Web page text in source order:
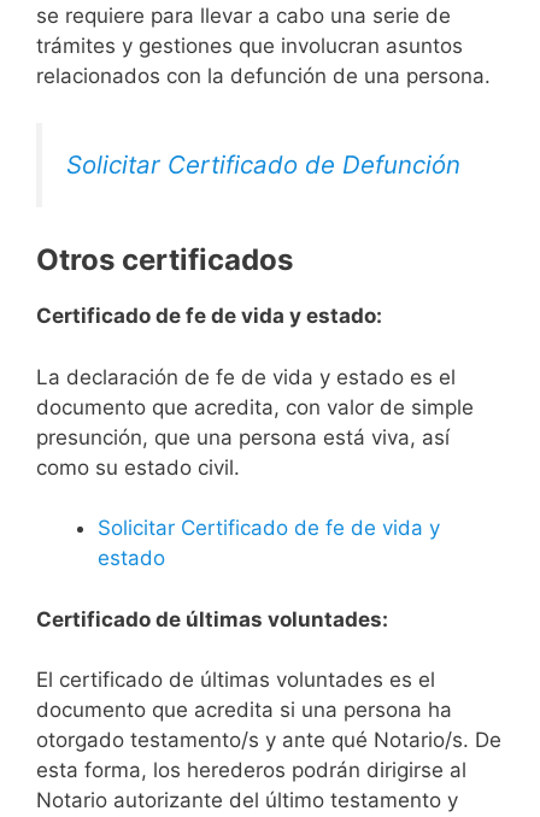
se requiere para llevar a cabo una serie de
trámites y gestiones que involucran asuntos
relacionados con la defunción de una persona.
Solicitar Certificado de Defunción
Otros certificados
Certificado de fe de vida y estado:
La declaración de fe de vida y estado es el
documento que acredita, con valor de simple
presunción, que una persona está viva, así
como su estado civil.
Solicitar Certificado de fe de vida y
estado
Certificado de últimas voluntades:
El certificado de últimas voluntades es el
documento que acredita si una persona ha
otorgado testamento/s y ante qué Notario/s. De
esta forma, los herederos podrán dirigirse al
Notario autorizante del último testamento y